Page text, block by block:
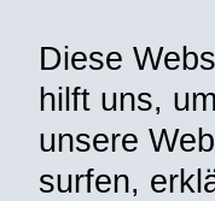
Diese
hilft uns,
unsere
surfen,